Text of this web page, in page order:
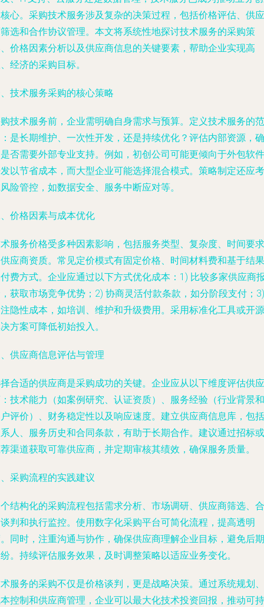
心。采购技术服务涉及复杂的决策过程，包括价格评估、供应
选和合作协议管理。本文将系统性地探讨技术服务的采购策
价格因素分析以及供应商信息的关键要素，帮助企业实现高
经济的采购目标。
技术服务采购的核心策略
技术服务前，企业需明确自身需求与预算。定义技术服务的范
是长期维护、一次性开发，还是持续优化？评估内部资源，确
否需要外部专业支持。例如，初创公司可能更倾向于外包软件
以节省成本，而大型企业可能选择混合模式。策略制定还应考
险管控，如数据安全、服务中断应对等。
价格因素与成本优化
服务价格受多种因素影响，包括服务类型、复杂度、时间要求
应商资质。常见定价模式有固定价格、时间材料费和基于结果
费方式。企业应通过以下方式优化成本：1) 比较多家供应商
获取市场竞争优势；2) 协商灵活付款条款，如分阶段支付；3)
隐性成本，如培训、维护和升级费用。采用标准化工具或开源
方案可降低初始投入。
供应商信息评估与管理
合适的供应商是采购成功的关键。企业应从以下维度评估供应
技术能力（如案例研究、认证资质）、服务经验（行业背景和
评价）、财务稳定性以及响应速度。建立供应商信息库，包括
人、服务历史和合同条款，有助于长期合作。建议通过招标或
渠道获取可靠供应商，并定期审核其绩效，确保服务质量。
采购流程的实践建议
结构化的采购流程包括需求分析、市场调研、供应商筛选、合
判和执行监控。使用数字化采购平台可简化流程，提高透明
同时，注重沟通与协作，确保供应商理解企业目标，避免后期
。持续评估服务效果，及时调整策略以适应业务变化。
服务的采购不仅是价格谈判，更是战略决策。通过系统规划、
控制和供应商管理，企业可以最大化技术投资回报，推动可持